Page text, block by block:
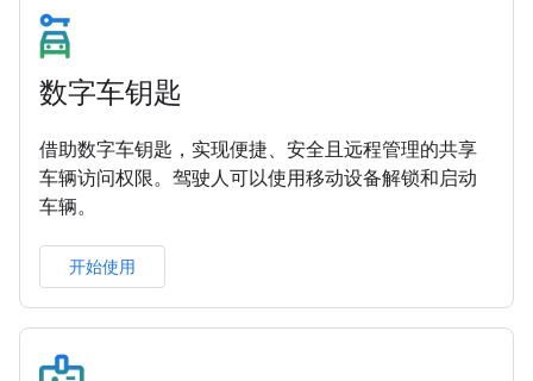
数字车钥匙
借助数字车钥匙，实现便捷、安全且远程管理的共享
车辆访问权限。驾驶人可以使用移动设备解锁和启动
车辆。
开始使用